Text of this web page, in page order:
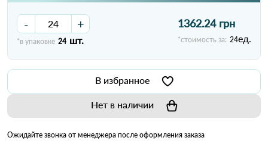
- +
*в упаковке 24 шт.
1362.24 грн
*стоимость за: 24ед.
В избранное
Нет в наличии
Ожидайте звонка от менеджера после оформления заказа